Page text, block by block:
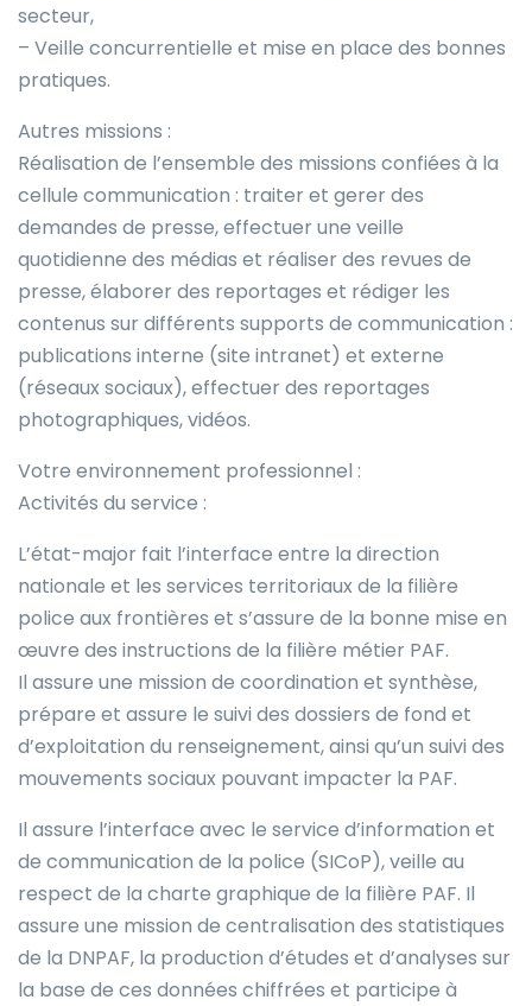
secteur,
– Veille concurrentielle et mise en place des bonnes
pratiques.
Autres missions :
Réalisation de l’ensemble des missions confiées à la
cellule communication : traiter et gerer des
demandes de presse, effectuer une veille
quotidienne des médias et réaliser des revues de
presse, élaborer des reportages et rédiger les
contenus sur différents supports de communication :
publications interne (site intranet) et externe
(réseaux sociaux), effectuer des reportages
photographiques, vidéos.
Votre environnement professionnel :
Activités du service :
L’état-major fait l’interface entre la direction
nationale et les services territoriaux de la filière
police aux frontières et s’assure de la bonne mise en
œuvre des instructions de la filière métier PAF.
Il assure une mission de coordination et synthèse,
prépare et assure le suivi des dossiers de fond et
d’exploitation du renseignement, ainsi qu’un suivi des
mouvements sociaux pouvant impacter la PAF.
Il assure l’interface avec le service d’information et
de communication de la police (SICoP), veille au
respect de la charte graphique de la filière PAF. Il
assure une mission de centralisation des statistiques
de la DNPAF, la production d’études et d’analyses sur
la base de ces données chiffrées et participe à